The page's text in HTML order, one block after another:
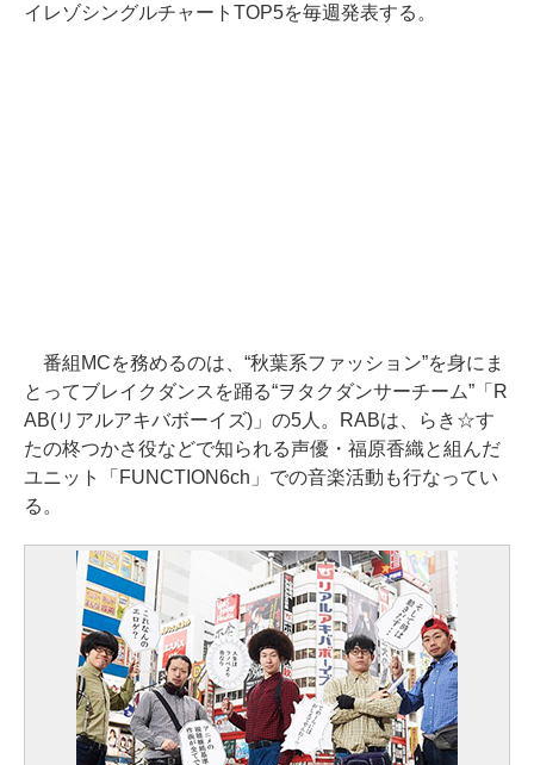
イレゾシングルチャートTOP5を毎週発表する。
番組MCを務めるのは、“秋葉系ファッション”を身にま
とってブレイクダンスを踊る“ヲタクダンサーチーム”「R
AB(リアルアキバボーイズ)」の5人。RABは、らき☆す
たの柊つかさ役などで知られる声優・福原香織と組んだ
ユニット「FUNCTION6ch」での音楽活動も行なってい
る。